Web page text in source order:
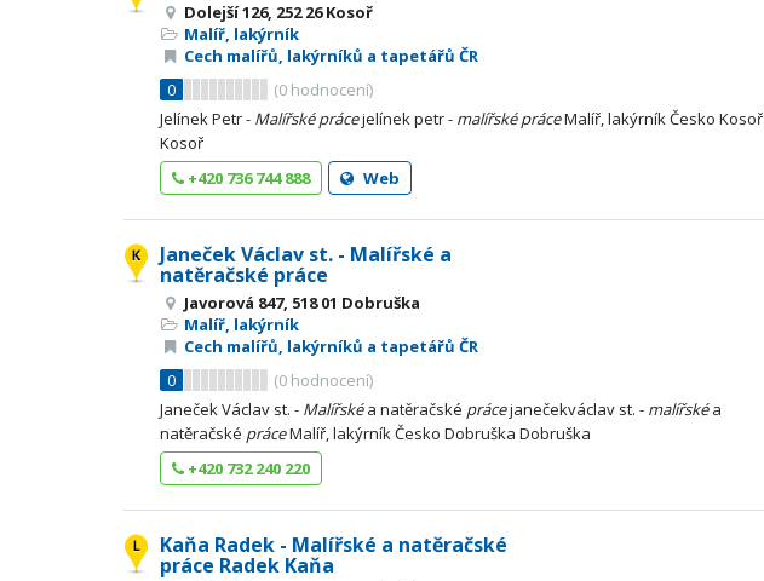
Dolejší 126, 252 26 Kosoř
Malíř, lakýrník
Cech malířů, lakýrníků a tapetářů ČR
0
(0 hodnocení)
Jelínek Petr - Malířské prácejelínek petr - malířské práceMalíř, lakýrník Česko Kosoř
Kosoř
+420 736 744 888
Web
Janeček Václav st. - Malířské a
natěračské práce
Javorová 847, 518 01 Dobruška
Malíř, lakýrník
Cech malířů, lakýrníků a tapetářů ČR
0
(0 hodnocení)
Janeček Václav st. - Malířskéa natěračské prácejanečekváclav st. - malířskéa
natěračské práceMalíř, lakýrník Česko Dobruška Dobruška
+420 732 240 220
Kaňa Radek - Malířské a natěračské
práce Radek Kaňa